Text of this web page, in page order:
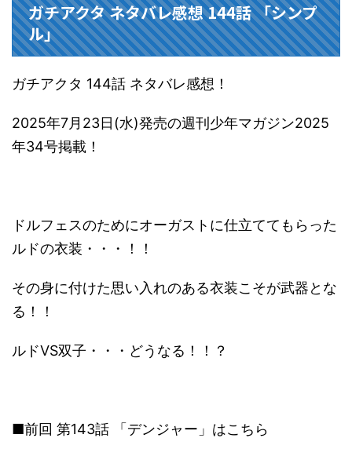
ガチアクタ ネタバレ感想 144話 「シンプ
ル」
ガチアクタ 144話 ネタバレ感想！
2025年7月23日(水)発売の週刊少年マガジン2025
年34号掲載！
ドルフェスのためにオーガストに仕立ててもらった
ルドの衣装・・・！！
その身に付けた思い入れのある衣装こそが武器とな
る！！
ルドVS双子・・・どうなる！！？
■前回 第143話 「デンジャー」はこちら